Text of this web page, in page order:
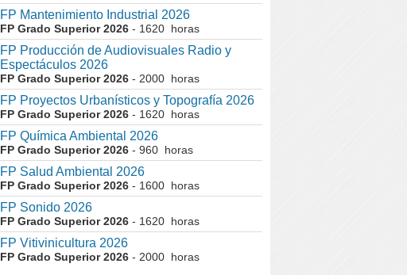
FP Mantenimiento Industrial 2026
FP Grado Superior 2026 - 1620 horas
FP Producción de Audiovisuales Radio y
Espectáculos 2026
FP Grado Superior 2026 - 2000 horas
FP Proyectos Urbanísticos y Topografía 2026
FP Grado Superior 2026 - 1620 horas
FP Química Ambiental 2026
FP Grado Superior 2026 - 960 horas
FP Salud Ambiental 2026
FP Grado Superior 2026 - 1600 horas
FP Sonido 2026
FP Grado Superior 2026 - 1620 horas
FP Vitivinicultura 2026
FP Grado Superior 2026 - 2000 horas